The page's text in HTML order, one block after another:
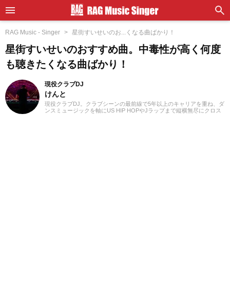
RAG Music - Singer 星街すいせいのお...くなる曲ばかり！
星街すいせいのおすすめ曲。中毒性が高く何度
も聴きたくなる曲ばかり！
現役クラブDJ
けんと
現役クラブDJ。クラブシーンの最前線で5年以上のキャリアを重ね、ダ
ンスミュージックを軸にUS HIP HOPやJラップまで縦横無尽にクロス